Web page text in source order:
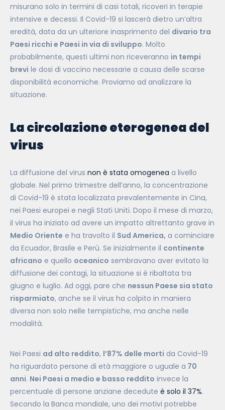
misurano solo in termini di casi totali, ricoveri in terapie
intensive e decessi. Il Covid-19 si lascerà dietro un’altra
eredità, data da un ulteriore inasprimento del divario tra
Paesi ricchi e Paesi in via di sviluppo. Molto
probabilmente, questi ultimi non riceveranno in tempi
brevi le dosi di vaccino necessarie a causa delle scarse
disponibilità economiche. Proviamo ad analizzare la
situazione.
La circolazione eterogenea del
virus
La diffusione del virus non è stata omogenea a livello
globale. Nel primo trimestre dell’anno, la concentrazione
di Covid-19 è stata localizzata prevalentemente in Cina,
nei Paesi europei e negli Stati Uniti. Dopo il mese di marzo,
il virus ha iniziato ad avere un impatto altrettanto grave in
Medio Oriente e ha travolto il Sud America, a cominciare
da Ecuador, Brasile e Perù. Se inizialmente il continente
africano e quello oceanico sembravano aver evitato la
diffusione dei contagi, la situazione si è ribaltata tra
giugno e luglio. Ad oggi, pare che nessun Paese sia stato
risparmiato, anche se il virus ha colpito in maniera
diversa non solo nelle tempistiche, ma anche nelle
modalità.
Nei Paesi ad alto reddito, l’87% delle morti da Covid-19
ha riguardato persone di età maggiore o uguale a 70
anni. Nei Paesi a medio e basso reddito invece la
percentuale di persone anziane decedute è solo il 37%.
Secondo la Banca mondiale, uno dei motivi potrebbe